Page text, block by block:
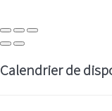
Calendrier de